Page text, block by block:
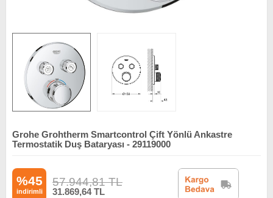
Grohe Grohtherm Smartcontrol Çift Yönlü Ankastre
Termostatik Duş Bataryası - 29119000
%45
indirimli
57.944,81TL
31.869,64TL